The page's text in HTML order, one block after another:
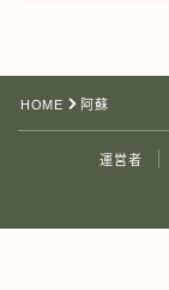
HOME 阿蘇
運営者